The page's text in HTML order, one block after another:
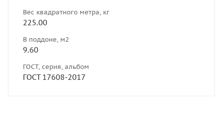
Вес квадратного метра, кг
225.00
В поддоне, м2
9.60
ГОСТ, серия, альбом
ГОСТ 17608-2017